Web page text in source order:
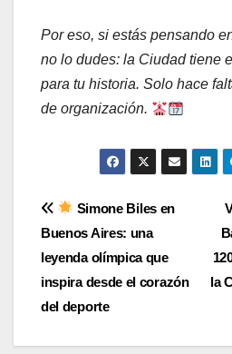
Por eso, si estás pensando
no lo dudes: la Ciudad tiene
para tu historia. Solo hace
de organización.
Navegación
de
entradas
la
Simone Biles en
Buenos Aires: una
leyenda olímpica que
inspira desde el corazón
del deporte